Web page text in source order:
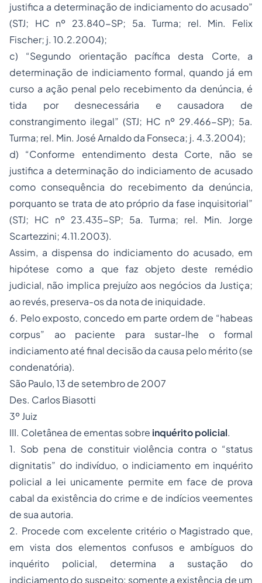
justifica a determinação de indiciamento do acusado”
(STJ; HC nº 23.840-SP; 5a. Turma; rel. Min. Felix
Fischer; j. 10.2.2004);
c) “Segundo orientação pacífica desta Corte, a
determinação de indiciamento formal, quando já em
curso a ação penal pelo recebimento da denúncia, é
tida por desnecessária e causadora de
constrangimento ilegal” (STJ; HC nº 29.466-SP); 5a.
Turma; rel. Min. José Arnaldo da Fonseca; j. 4.3.2004);
d) “Conforme entendimento desta Corte, não se
justifica a determinação do indiciamento de acusado
como consequência do recebimento da denúncia,
porquanto se trata de ato próprio da fase inquisitorial”
(STJ; HC nº 23.435-SP; 5a. Turma; rel. Min. Jorge
Scartezzini; 4.11.2003).
Assim, a dispensa do indiciamento do acusado, em
hipótese como a que faz objeto deste remédio
judicial, não implica prejuízo aos negócios da Justiça;
ao revés, preserva-os da nota de iniquidade.
6. Pelo exposto, concedo em parte ordem de “habeas
corpus” ao paciente para sustar-lhe o formal
indiciamento até final decisão da causa pelo mérito (se
condenatória).
São Paulo, 13 de setembro de 2007
Des. Carlos Biasotti
3º Juiz
III. Coletânea de ementas sobre inquérito policial.
1. Sob pena de constituir violência contra o “status
dignitatis” do indivíduo, o indiciamento em inquérito
policial a lei unicamente permite em face de prova
cabal da existência do crime e de indícios veementes
de sua autoria.
2. Procede com excelente critério o Magistrado que,
em vista dos elementos confusos e ambíguos do
inquérito policial, determina a sustação do
indiciamento do suspeito: somente a existência de um